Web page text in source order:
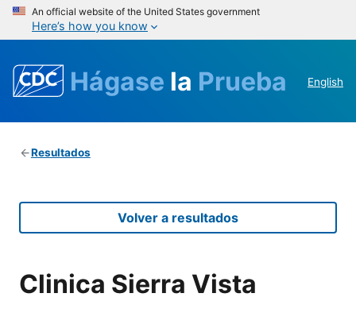
An official website of the United States government
Here’s how you know
Hágase la Prueba English
Resultados
Volver a resultados
Clinica Sierra Vista